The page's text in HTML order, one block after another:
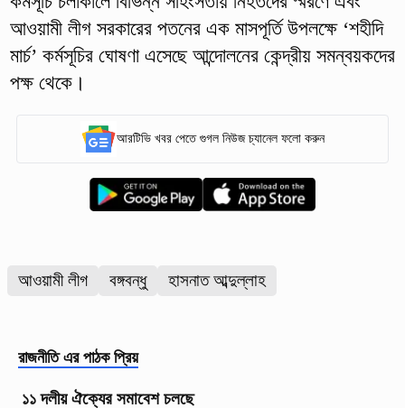
আওয়ামী লীগ সরকারের পতনের এক মাসপূর্তি উপলক্ষে ‘শহীদি
মার্চ’ কর্মসূচির ঘোষণা এসেছে আন্দোলনের কেন্দ্রীয় সমন্বয়কদের
পক্ষ থেকে।
আরটিভি খবর পেতে গুগল নিউজ চ্যানেল ফলো করুন
আওয়ামী লীগ বঙ্গবন্ধু হাসনাত আব্দুল্লাহ
রাজনীতি এর পাঠক প্রিয়
১১ দলীয় ঐক্যের সমাবেশ চলছে